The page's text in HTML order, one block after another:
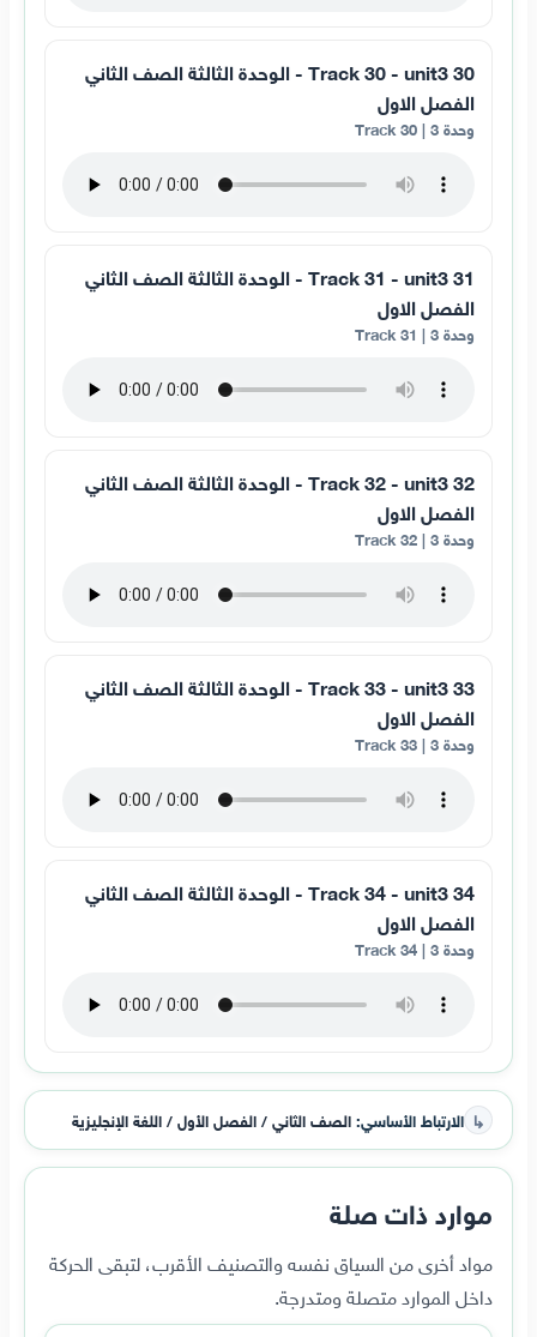
30 Track 30 - unit3 - الوحدة الثالثة الصف الثاني
الفصل الاول
وحدة 3 | Track 30
31 Track 31 - unit3 - الوحدة الثالثة الصف الثاني
الفصل الاول
وحدة 3 | Track 31
32 Track 32 - unit3 - الوحدة الثالثة الصف الثاني
الفصل الاول
وحدة 3 | Track 32
33 Track 33 - unit3 - الوحدة الثالثة الصف الثاني
الفصل الاول
وحدة 3 | Track 33
34 Track 34 - unit3 - الوحدة الثالثة الصف الثاني
الفصل الاول
وحدة 3 | Track 34
↳ الارتباط الأساسي:الصف الثاني / الفصل الأول / اللغة الإنجليزية
موارد ذات صلة
مواد أخرى من السياق نفسه والتصنيف الأقرب، لتبقى الحركة
داخل الموارد متصلة ومتدرجة.